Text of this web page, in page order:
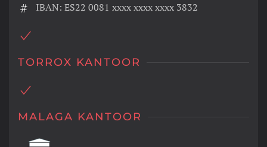
IBAN: ES22 0081 xxxx xxxx xxxx 3832
TORROX KANTOOR
MALAGA KANTOOR